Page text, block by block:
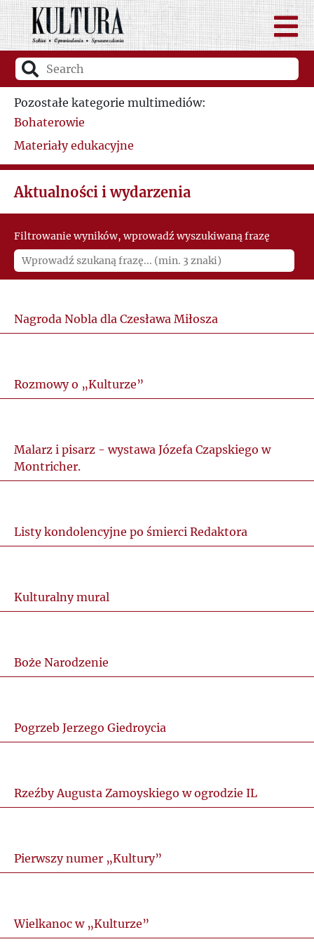
Pozostałe kategorie multimediów:
Bohaterowie
Materiały edukacyjne
Aktualności i wydarzenia
Filtrowanie wyników, wprowadź wyszukiwaną frazę
Nagroda Nobla dla Czesława Miłosza
Rozmowy o „Kulturze”
Malarz i pisarz - wystawa Józefa Czapskiego w
Montricher.
Listy kondolencyjne po śmierci Redaktora
Kulturalny mural
Boże Narodzenie
Pogrzeb Jerzego Giedroycia
Rzeźby Augusta Zamoyskiego w ogrodzie IL
Pierwszy numer „Kultury”
Wielkanoc w „Kulturze”